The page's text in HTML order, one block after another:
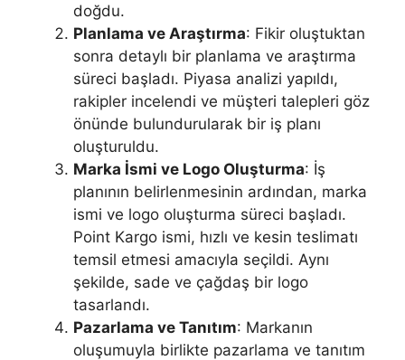
doğdu.
Planlama ve Araştırma: Fikir oluştuktan
sonra detaylı bir planlama ve araştırma
süreci başladı. Piyasa analizi yapıldı,
rakipler incelendi ve müşteri talepleri göz
önünde bulundurularak bir iş planı
oluşturuldu.
Marka İsmi ve Logo Oluşturma: İş
planının belirlenmesinin ardından, marka
ismi ve logo oluşturma süreci başladı.
Point Kargo ismi, hızlı ve kesin teslimatı
temsil etmesi amacıyla seçildi. Aynı
şekilde, sade ve çağdaş bir logo
tasarlandı.
Pazarlama ve Tanıtım: Markanın
oluşumuyla birlikte pazarlama ve tanıtım